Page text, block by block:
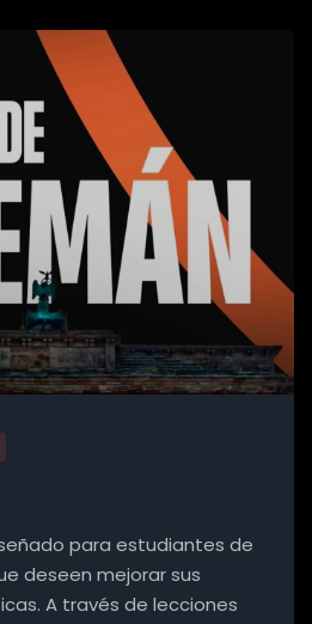
para estudiantes de
deseen mejorar sus
A través de lecciones